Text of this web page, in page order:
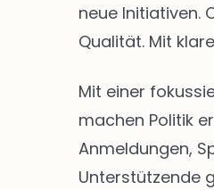
neue Initiativen.
Qualität. Mit
Mit einer
machen Politik
Anmeldungen,
Unterstützende